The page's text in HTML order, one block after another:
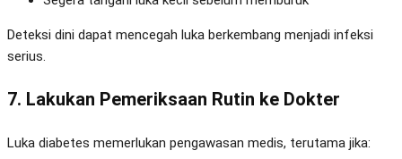
Deteksi dini dapat mencegah luka berkembang menjadi infeksi
serius.
7. Lakukan Pemeriksaan Rutin ke Dokter
Luka diabetes memerlukan pengawasan medis, terutama jika: